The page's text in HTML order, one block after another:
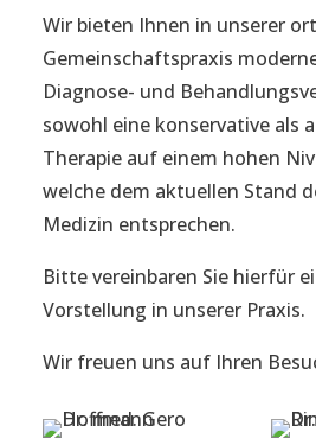
Wir bieten Ihnen in unserer
Gemeinschaftspraxis
Diagnose- und
sowohl eine konservative als
Therapie auf einem hohen
welche dem aktuellen Stand
Medizin entsprechen.
Bitte vereinbaren Sie hierfür
Vorstellung in unserer Praxis.
Wir freuen uns auf Ihren